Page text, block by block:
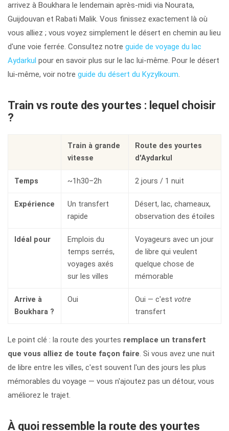
arrivez à Boukhara le lendemain après-midi via Nourata,
Guijdouvan et Rabati Malik. Vous finissez exactement là où
vous alliez ; vous voyez simplement le désert en chemin au lieu
d'une voie ferrée. Consultez notre guide de voyage du lac
Aydarkul pour en savoir plus sur le lac lui-même. Pour le désert
lui-même, voir notre guide du désert du Kyzylkoum.
Train vs route des yourtes : lequel choisir
?
Train à grande
vitesse
Route des yourtes
d'Aydarkul
Temps ~1h30–2h 2 jours / 1 nuit
Expérience
Un transfert
rapide
Désert, lac, chameaux,
observation des étoiles
Idéal pour
Emplois du
temps serrés,
voyages axés
sur les villes
Voyageurs avec un jour
de libre qui veulent
quelque chose de
mémorable
Arrive à
Boukhara ?
Oui Oui — c'est votre
transfert
Le point clé : la route des yourtes remplace un transfert
que vous alliez de toute façon faire. Si vous avez une nuit
de libre entre les villes, c'est souvent l'un des jours les plus
mémorables du voyage — vous n'ajoutez pas un détour, vous
améliorez le trajet.
À quoi ressemble la route des yourtes